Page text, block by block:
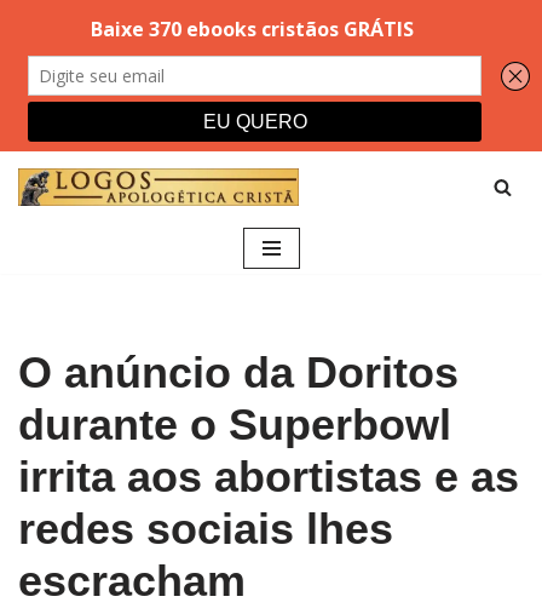
O anúncio da Doritos
durante o Superbowl
irrita aos abortistas e as
redes sociais lhes
escracham